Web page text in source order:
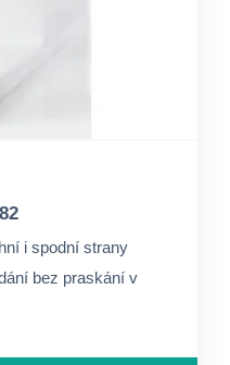
i spodní strany
bez praskání v